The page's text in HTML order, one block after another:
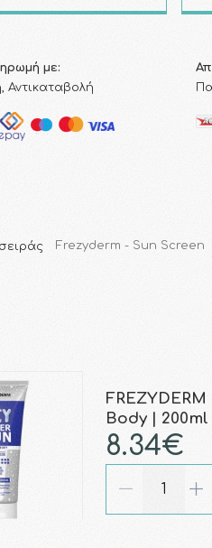
με:
Αντικαταβολή
Frezyderm - Sun Screen
Body | 200ml
8.34€